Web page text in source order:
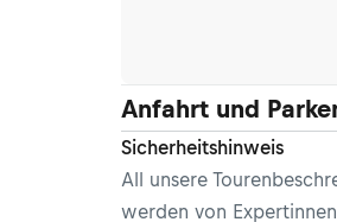
Anfahrt und
Sicherheitshinweis
All unsere
werden von